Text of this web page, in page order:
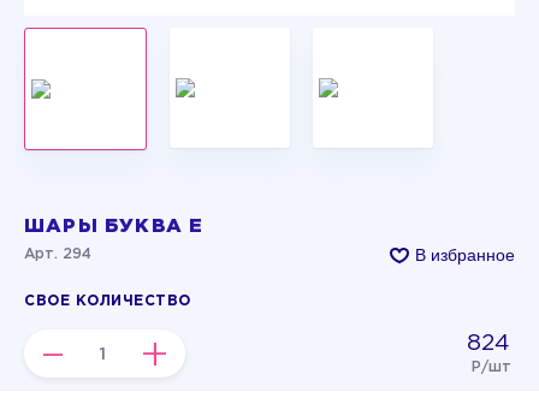
ШАРЫ БУКВА Е
Арт. 294 В избранное
СВОЕ КОЛИЧЕСТВО
– + 824
Р/шт